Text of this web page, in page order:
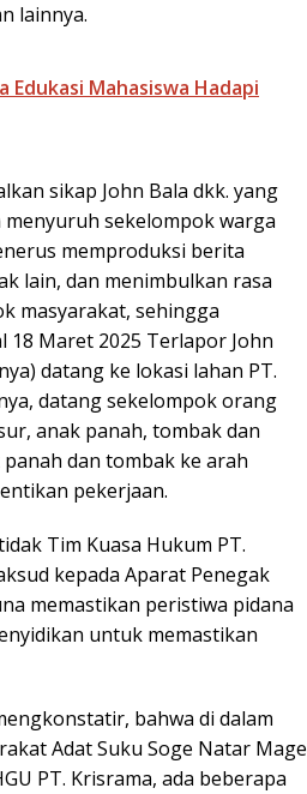
lainnya.
Edukasi Mahasiswa Hadapi
sikap John Bala dkk. yang
sekelompok warga
memproduksi berita
lain, dan menimbulkan rasa
masyarakat, sehingga
Maret 2025 Terlapor John
datang ke lokasi lahan PT.
datang sekelompok orang
anak panah, tombak dan
dan tombak ke arah
pekerjaan.
Tim Kuasa Hukum PT.
kepada Aparat Penegak
memastikan peristiwa pidana
untuk memastikan
bahwa di dalam
Adat Suku Soge Natar Mage
PT. Krisrama, ada beberapa